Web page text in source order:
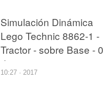
Simulación Dinámica
Lego Technic 8862-1 -
Tractor - sobre Base -
de 27
10:27 · 2017